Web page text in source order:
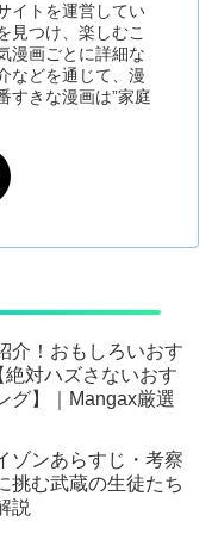
イトを運営してい
見つけ、楽しむこ
漫画ごとに詳細な
などを通じて、漫
すきな漫画は”家庭
介！おもしろいおす
対ハズさないおす
グ】｜Mangax厳選
ゾンあらすじ・考察
挑む武蔵の生徒たち
説